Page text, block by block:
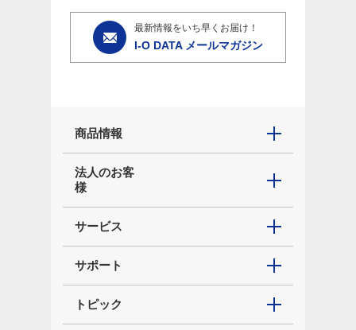
最新情報をいち早くお届け！
I-O DATA メールマガジン
商品情報
法人のお客
様
サービス
サポート
トピック